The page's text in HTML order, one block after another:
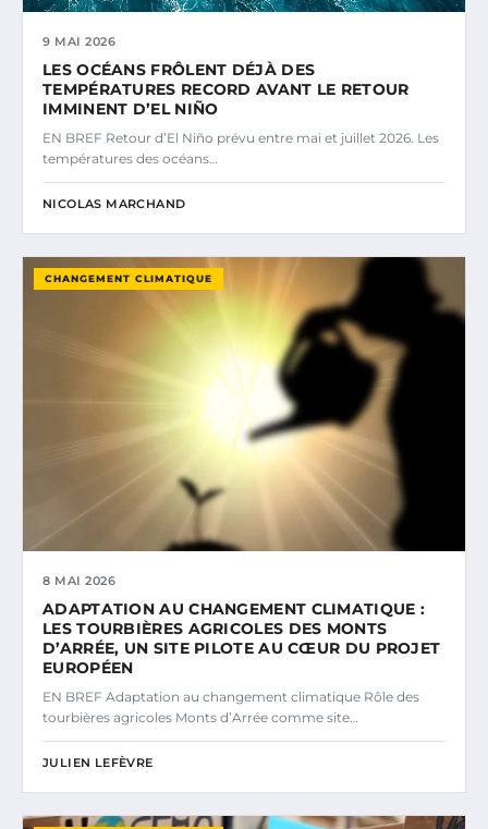
9 MAI 2026
LES OCÉANS FRÔLENT DÉJÀ DES
TEMPÉRATURES RECORD AVANT LE RETOUR
IMMINENT D’EL NIÑO
EN BREF Retour d’El Niño prévu entre mai et juillet 2026. Les
températures des océans…
NICOLAS MARCHAND
CHANGEMENT CLIMATIQUE
8 MAI 2026
ADAPTATION AU CHANGEMENT CLIMATIQUE :
LES TOURBIÈRES AGRICOLES DES MONTS
D’ARRÉE, UN SITE PILOTE AU CŒUR DU PROJET
EUROPÉEN
EN BREF Adaptation au changement climatique Rôle des
tourbières agricoles Monts d’Arrée comme site…
JULIEN LEFÈVRE